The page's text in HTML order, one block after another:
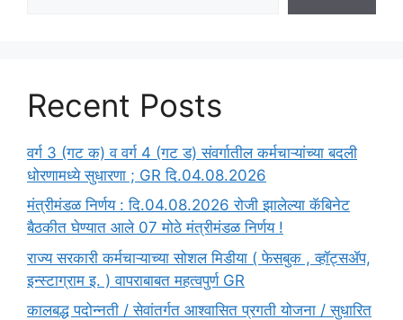
Recent Posts
वर्ग 3 (गट क) व वर्ग 4 (गट ड) संवर्गातील कर्मचाऱ्यांच्या बदली
धोरणामध्ये सुधारणा ; GR दि.04.08.2026
मंत्रीमंडळ निर्णय : दि.04.08.2026 रोजी झालेल्या कॅबिनेट
बैठकीत घेण्यात आले 07 मोठे मंत्रीमंडळ निर्णय !
राज्य सरकारी कर्मचाऱ्याच्या सोशल मिडीया ( फेसबुक , व्हॉट्सॲप,
इन्स्टाग्राम इ. ) वापराबाबत महत्वपुर्ण GR
कालबद्ध पदोन्नती / सेवांतर्गत आश्वासित प्रगती योजना / सुधारित